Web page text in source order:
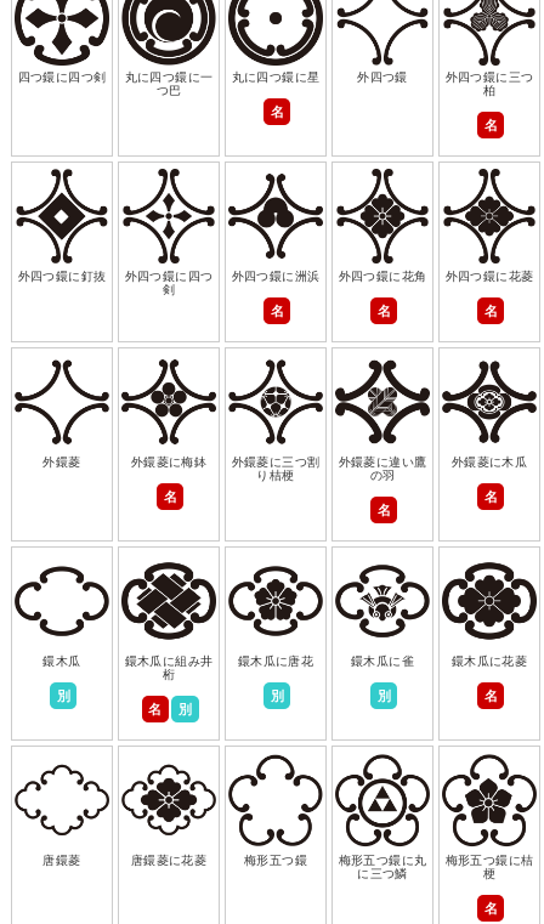
四つ鐶に四つ剣
丸に四つ鐶に一
つ巴
丸に四つ鐶に星
名
外四つ鐶
外四つ鐶に三つ
柏
名
外四つ鐶に釘抜
外四つ鐶に四つ
剣
外四つ鐶に洲浜
名
外四つ鐶に花角
名
外四つ鐶に花菱
名
外鐶菱 外鐶菱に梅鉢
名
外鐶菱に三つ割
り桔梗
外鐶菱に違い鷹
の羽
名
外鐶菱に木瓜
名
鐶木瓜
別
鐶木瓜に組み井
桁
名 別
鐶木瓜に唐花
別
鐶木瓜に雀
別
鐶木瓜に花菱
名
唐鐶菱 唐鐶菱に花菱 梅形五つ鐶
梅形五つ鐶に丸
に三つ鱗
梅形五つ鐶に桔
梗
名